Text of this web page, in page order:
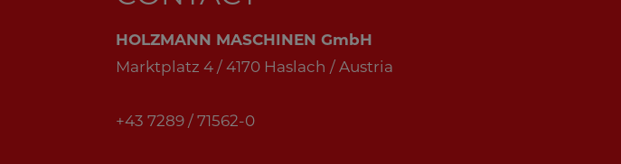
HOLZMANN MASCHINEN GmbH
Marktplatz 4 / 4170 Haslach / Austria
+43 7289 / 71562-0